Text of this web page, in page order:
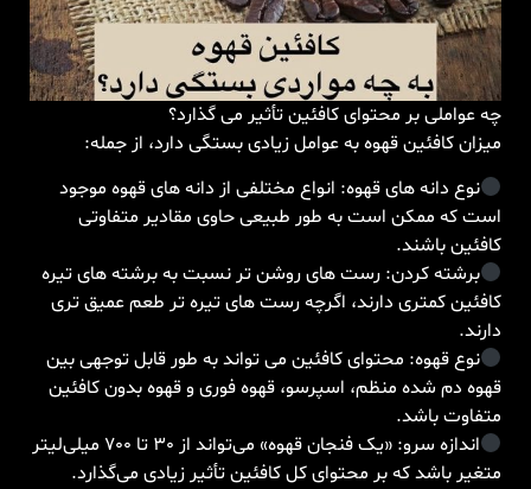
چه عواملی بر محتوای کافئین تأثیر می گذارد؟
میزان کافئین قهوه به عوامل زیادی بستگی دارد، از جمله:
نوع دانه های قهوه: انواع مختلفی از دانه های قهوه موجود
است که ممکن است به طور طبیعی حاوی مقادیر متفاوتی
کافئین باشند.
برشته کردن: رست های روشن تر نسبت به برشته های تیره
کافئین کمتری دارند، اگرچه رست های تیره تر طعم عمیق تری
دارند.
نوع قهوه: محتوای کافئین می تواند به طور قابل توجهی بین
قهوه دم شده منظم، اسپرسو، قهوه فوری و قهوه بدون کافئین
متفاوت باشد.
اندازه سرو: «یک فنجان قهوه» می‌تواند از 30 تا 700 میلی‌لیتر
متغیر باشد که بر محتوای کل کافئین تأثیر زیادی می‌گذارد.